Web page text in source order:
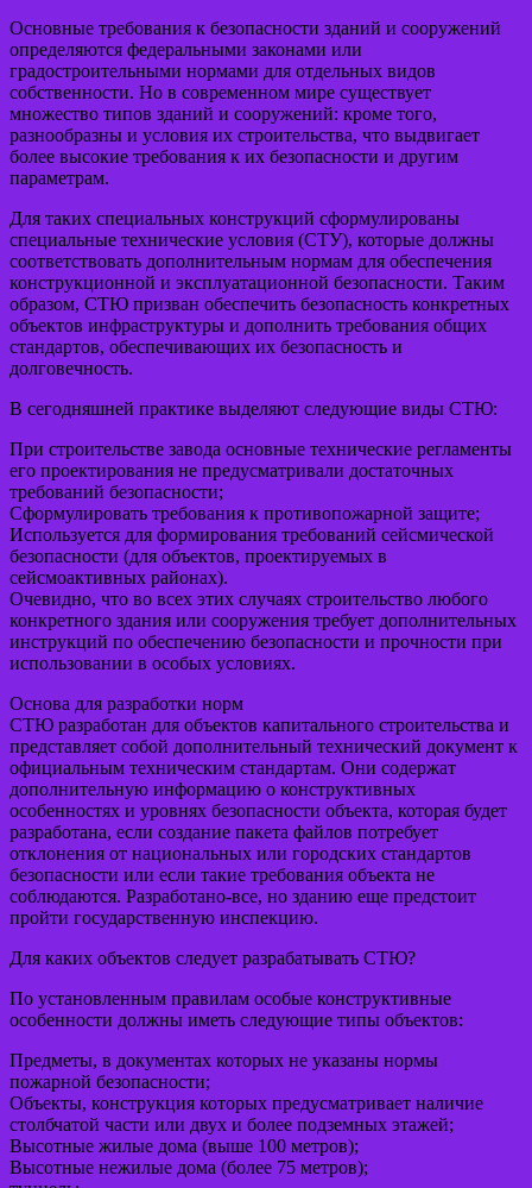
Основные требования к безопасности зданий и сооружений
определяются федеральными законами или
градостроительными нормами для отдельных видов
собственности. Но в современном мире существует
множество типов зданий и сооружений: кроме того,
разнообразны и условия их строительства, что выдвигает
более высокие требования к их безопасности и другим
параметрам.
Для таких специальных конструкций сформулированы
специальные технические условия (СТУ), которые должны
соответствовать дополнительным нормам для обеспечения
конструкционной и эксплуатационной безопасности. Таким
образом, СТЮ призван обеспечить безопасность конкретных
объектов инфраструктуры и дополнить требования общих
стандартов, обеспечивающих их безопасность и
долговечность.
В сегодняшней практике выделяют следующие виды СТЮ:
При строительстве завода основные технические регламенты
его проектирования не предусматривали достаточных
требований безопасности;
Сформулировать требования к противопожарной защите;
Используется для формирования требований сейсмической
безопасности (для объектов, проектируемых в
сейсмоактивных районах).
Очевидно, что во всех этих случаях строительство любого
конкретного здания или сооружения требует дополнительных
инструкций по обеспечению безопасности и прочности при
использовании в особых условиях.
Основа для разработки норм
СТЮ разработан для объектов капитального строительства и
представляет собой дополнительный технический документ к
официальным техническим стандартам. Они содержат
дополнительную информацию о конструктивных
особенностях и уровнях безопасности объекта, которая будет
разработана, если создание пакета файлов потребует
отклонения от национальных или городских стандартов
безопасности или если такие требования объекта не
соблюдаются. Разработано-все, но зданию еще предстоит
пройти государственную инспекцию.
Для каких объектов следует разрабатывать СТЮ?
По установленным правилам особые конструктивные
особенности должны иметь следующие типы объектов:
Предметы, в документах которых не указаны нормы
пожарной безопасности;
Объекты, конструкция которых предусматривает наличие
столбчатой ​​части или двух и более подземных этажей;
Высотные жилые дома (выше 100 метров);
Высотные нежилые дома (более 75 метров);